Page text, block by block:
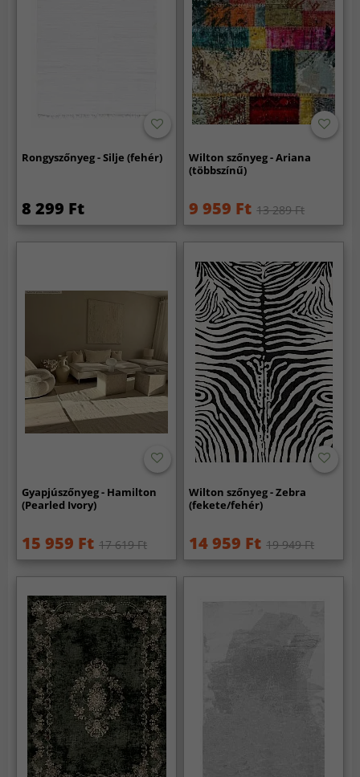
Rongyszőnyeg - Silje (fehér)
8 299 Ft
Wilton szőnyeg - Ariana
(többszínű)
9 959 Ft 13 289 Ft
Gyapjúszőnyeg - Hamilton
(Pearled Ivory)
15 959 Ft 17 619 Ft
Wilton szőnyeg - Zebra
(fekete/fehér)
14 959 Ft 19 949 Ft